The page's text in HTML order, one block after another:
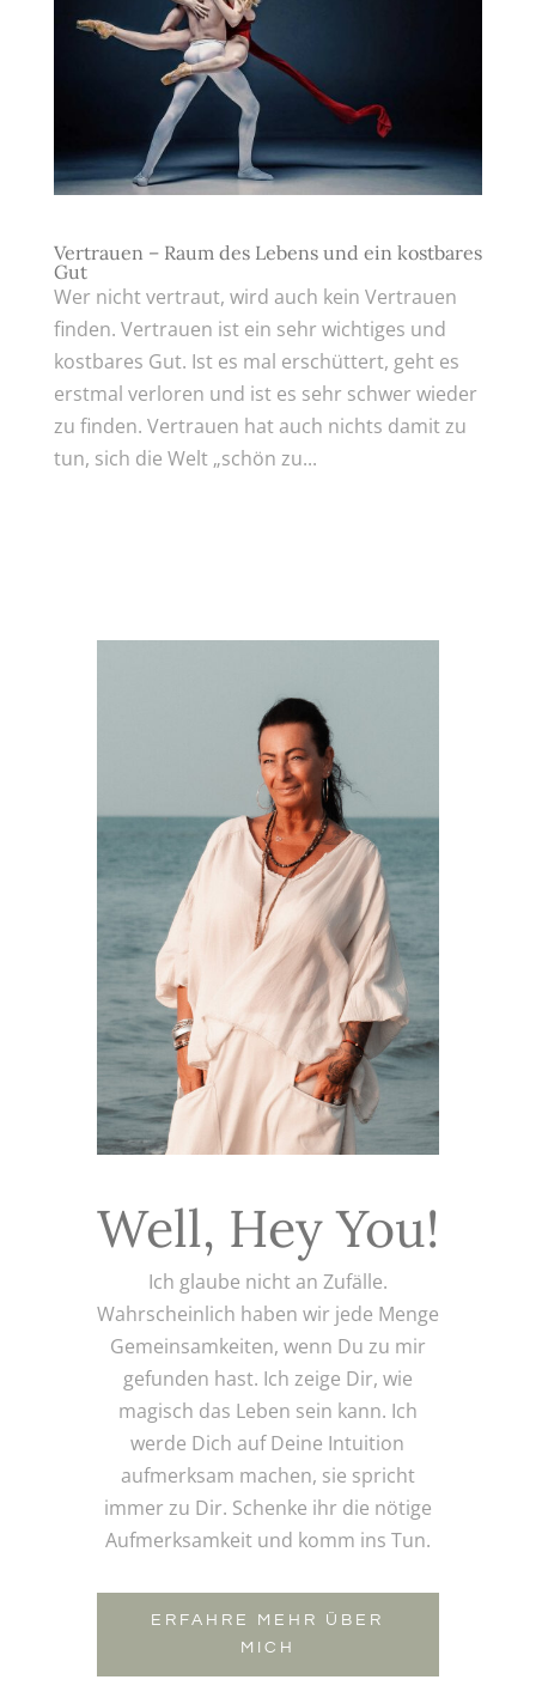
Vertrauen – Raum des Lebens und ein kostbares
Gut
Wer nicht vertraut, wird auch kein Vertrauen
finden. Vertrauen ist ein sehr wichtiges und
kostbares Gut. Ist es mal erschüttert, geht es
erstmal verloren und ist es sehr schwer wieder
zu finden. Vertrauen hat auch nichts damit zu
tun, sich die Welt „schön zu...
Well, Hey You!
Ich glaube nicht an Zufälle.
Wahrscheinlich haben wir jede Menge
Gemeinsamkeiten, wenn Du zu mir
gefunden hast. Ich zeige Dir, wie
magisch das Leben sein kann. Ich
werde Dich auf Deine Intuition
aufmerksam machen, sie spricht
immer zu Dir. Schenke ihr die nötige
Aufmerksamkeit und komm ins Tun.
ERFAHRE MEHR ÜBER
MICH